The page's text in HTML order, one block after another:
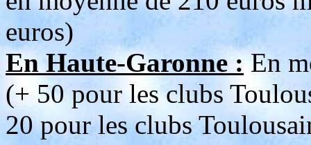
euros)
En Haute-Garonne :En
(+ 50 pour les clubs
20 pour les clubs